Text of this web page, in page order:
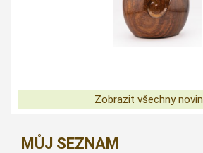
Zobrazit všechny
MŮJ SEZNAM